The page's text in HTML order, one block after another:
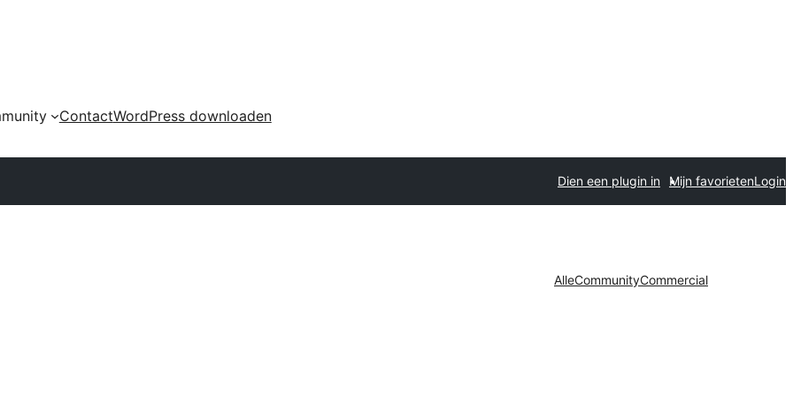
ContactWordPress downloaden
Dien een plugin in Mijn favorietenLogin
AlleCommunityCommercial